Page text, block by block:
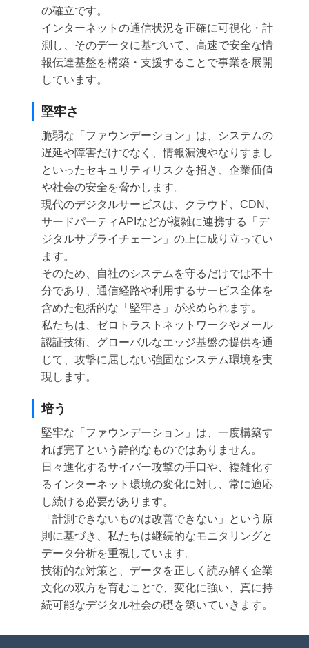
の確立です。
インターネットの通信状況を正確に可視化・計
測し、そのデータに基づいて、高速で安全な情
報伝達基盤を構築・支援することで事業を展開
しています。
堅牢さ
脆弱な「ファウンデーション」は、システムの
遅延や障害だけでなく、情報漏洩やなりすまし
といったセキュリティリスクを招き、企業価値
や社会の安全を脅かします。
現代のデジタルサービスは、クラウド、CDN、
サードパーティAPIなどが複雑に連携する「デ
ジタルサプライチェーン」の上に成り立ってい
ます。
そのため、自社のシステムを守るだけでは不十
分であり、通信経路や利用するサービス全体を
含めた包括的な「堅牢さ」が求められます。
私たちは、ゼロトラストネットワークやメール
認証技術、グローバルなエッジ基盤の提供を通
じて、攻撃に屈しない強固なシステム環境を実
現します。
培う
堅牢な「ファウンデーション」は、一度構築す
れば完了という静的なものではありません。
日々進化するサイバー攻撃の手口や、複雑化す
るインターネット環境の変化に対し、常に適応
し続ける必要があります。
「計測できないものは改善できない」という原
則に基づき、私たちは継続的なモニタリングと
データ分析を重視しています。
技術的な対策と、データを正しく読み解く企業
文化の双方を育むことで、変化に強い、真に持
続可能なデジタル社会の礎を築いていきます。